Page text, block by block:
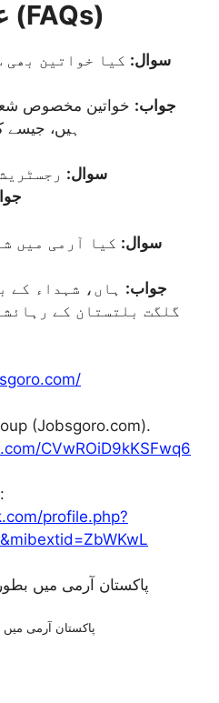
عمومی سوالات (FAQs)
سوال: کیا خواتین بھی
جواب: خواتین مخصوص
ہیں، جیسے
سوال:
سوال: کیا آرمی میں
جواب: ہاں، شہداء کے
گلگت بلتستان کے
(Jobsgoro.com).
CVwROiD9kKSFwq6
profile.php?
پاکستان آرمی